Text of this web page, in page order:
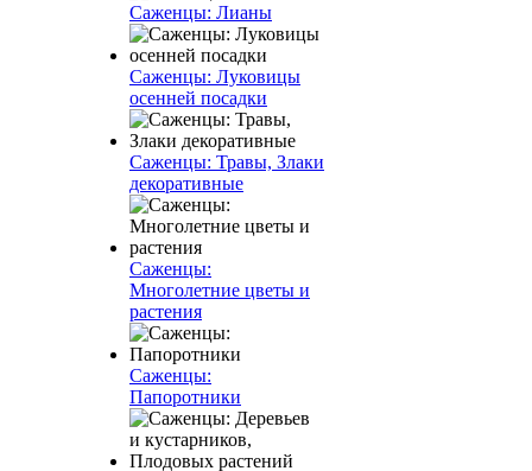
Саженцы: Лианы
Саженцы: Луковицы
осенней посадки
Саженцы: Травы, Злаки
декоративные
Саженцы:
Многолетние цветы и
растения
Саженцы:
Папоротники